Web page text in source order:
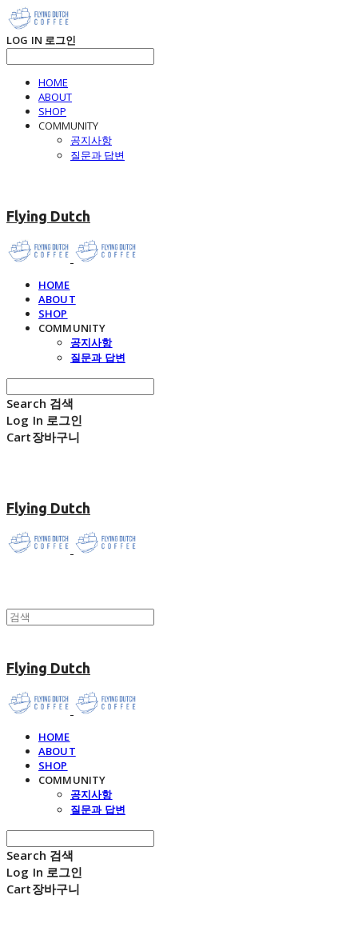
LOG IN 로그인
HOME
ABOUT
SHOP
COMMUNITY
공지사항
질문과 답변
Flying Dutch
HOME
ABOUT
SHOP
COMMUNITY
공지사항
질문과 답변
Search 검색
Log In 로그인
Cart장바구니
Flying Dutch
Flying Dutch
HOME
ABOUT
SHOP
COMMUNITY
공지사항
질문과 답변
Search 검색
Log In 로그인
Cart장바구니